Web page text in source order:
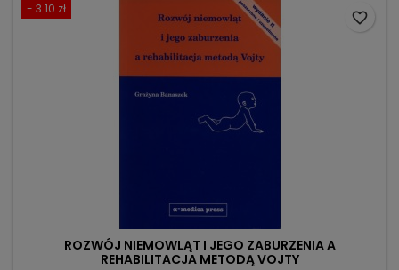
- 3.10 zł
ROZWÓJ NIEMOWLĄT I JEGO ZABURZENIA A
REHABILITACJA METODĄ VOJTY
favorite_border